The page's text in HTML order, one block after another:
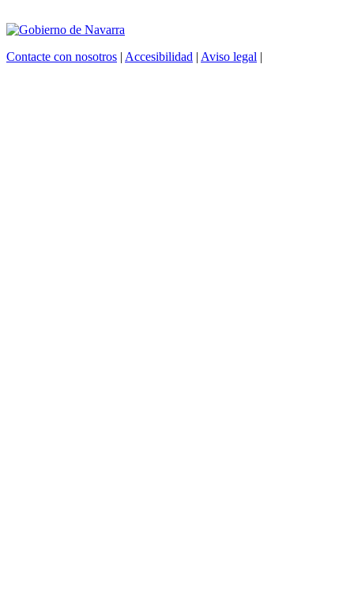
Contacte con nosotros | Accesibilidad | Aviso legal |